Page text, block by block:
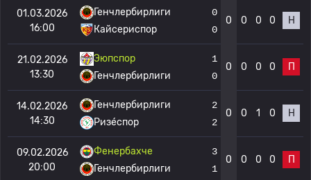
01.03.2026
16:00
Генчлербирлиги
Кайсериспор
0
0
0 0 0 0 Н
21.02.2026
13:30
Эюпспор
Генчлербирлиги
1
0
0 0 0 0 П
14.02.2026
14:30
Генчлербирлиги
Ризе́спор
2
2
0 0 1 0 Н
09.02.2026
20:00
Фенербахче
Генчлербирлиги
3
1
0 0 0 0 П